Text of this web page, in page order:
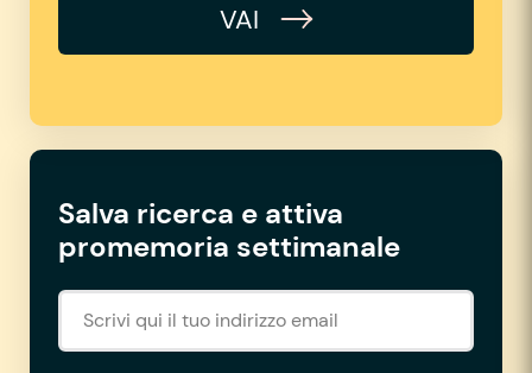
VAI
Salva ricerca e attiva
promemoria settimanale